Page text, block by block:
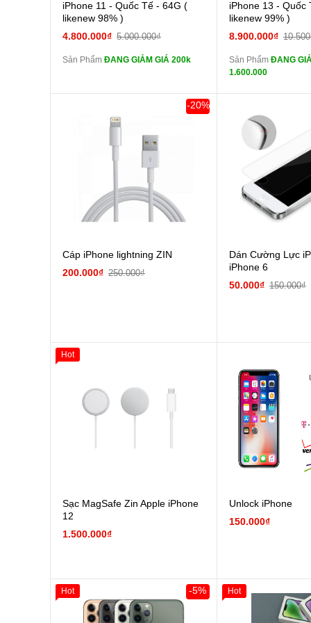
màn
tai nghe iPhone 6S
Pin dự phòng và
các Phụ Kiện Khác
iPhone 11 - Quốc Tế - 64G (
likenew 98% )
4.800.000₫ 5.000.000₫
Sản Phẩm ĐANG GIẢM GIÁ 200k
màn
tai
các Phụ Kiện Khác
iPhone 13 - Quốc
likenew 99% )
8.900.000₫
Sản Phẩm ĐANG
1.600.000
Cáp iPhone lightning ZIN
200.000₫ 250.000₫
-20%
Dán Cường Lực
iPhone 6
50.000₫ 150.000₫
Sạc MagSafe Zin Apple iPhone
12
1.500.000₫
Hot
Unlock iPhone
150.000₫
Giảm 100.000đ
Khách Hàng
Thân Thiết
-5%
Hot
Giảm 100.000đ
Hot